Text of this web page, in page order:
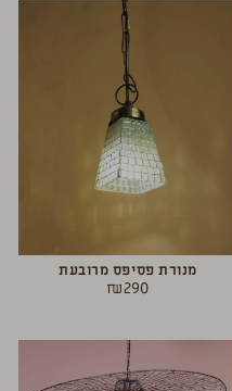
מנורת פסיפס מרובעת
₪290